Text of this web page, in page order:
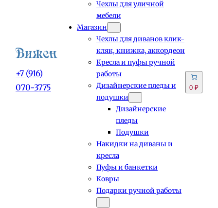
+7 (916)
070-3775
Чехлы для уличной
мебели
Магазин
Чехлы для диванов клик-
кляк, книжка, аккордеон
Кресла и пуфы ручной
работы
Дизайнерские пледы и
подушки
Дизайнерские
пледы
Подушки
Накидки на диваны и
кресла
Пуфы и банкетки
Ковры
Подарки ручной работы
0 ₽